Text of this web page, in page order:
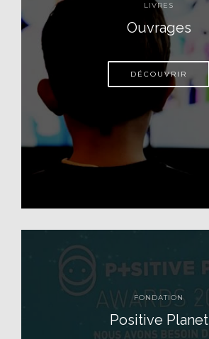
LIVRES
Ouvrages
DÉCOUVRIR
FONDATION
Positive Planet